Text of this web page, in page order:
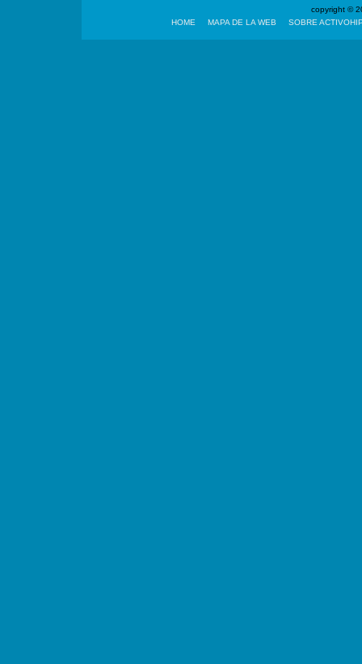
copyright ©
HOME
MAPA DE LA WEB SOBRE